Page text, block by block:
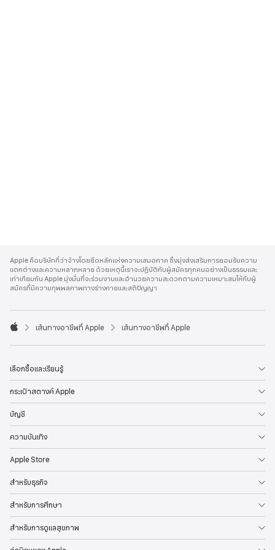
p
p
l
e
o
t
r
Apple คือบริษัทที่ว่าจ้างโดยยึดหลักแห่งความเสมอภาค ซึ่งมุ่งส่งเสริมการยอมรับความ
แตกต่างและความหลากหลาย ด้วยเหตุนี้เราจะปฏิบัติกับผู้สมัครทุกคนอย่างเป็นธรรมและ
เท่าเทียมกัน Apple มุ่งมั่นที่จะร่วมงานและอำนวยความสะดวกตามความเหมาะสมให้กับผู้
สมัครที่มีความทุพพลภาพทางร่างกายและสติปัญญา

p
l
เส้นทางอาชีพที่ Apple เส้นทางอาชีพที่ Apple
เลือกซื้อและเรียนรู้
กระเป๋าสตางค์ Apple
บัญชี
ความบันเทิง
Apple Store
สำหรับธุรกิจ
สำหรับการศึกษา
สำหรับการดูแลสุขภาพ